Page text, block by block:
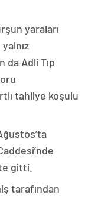
yaraları
Adli Tıp
tahliye koşulu
gitti.
tarafından